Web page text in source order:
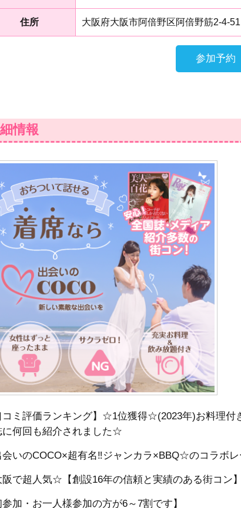
住所 大阪府大阪市阿倍野区阿倍野筋2-4-
参加予約
情報
コミ評価ランキング】☆1位獲得☆(2023年)お料理付
に何回も紹介されました☆
いのCOCO×超有名‼︎ジャンカラ×BBQ☆のコラボレ
で超人気☆【創設16年の信頼と実績のある街コン】
加・お一人様参加の方が6～7割です】